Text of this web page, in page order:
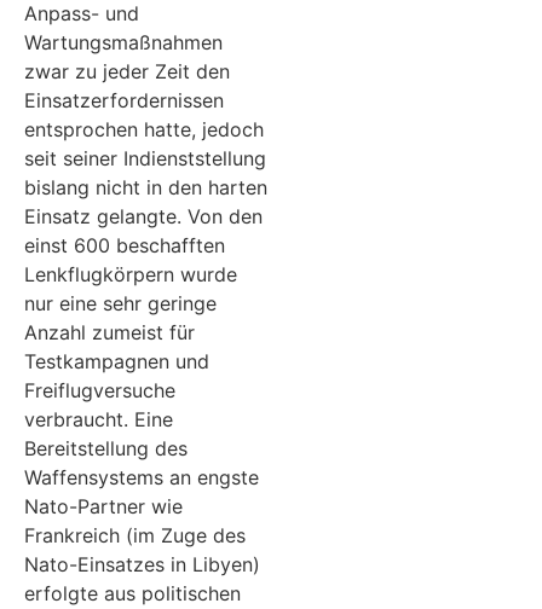
Anpass- und
Wartungsmaßnahmen
zwar zu jeder Zeit den
Einsatzerfordernissen
entsprochen hatte, jedoch
seit seiner Indienststellung
bislang nicht in den harten
Einsatz gelangte. Von den
einst 600 beschafften
Lenkflugkörpern wurde
nur eine sehr geringe
Anzahl zumeist für
Testkampagnen und
Freiflugversuche
verbraucht. Eine
Bereitstellung des
Waffensystems an engste
Nato-Partner wie
Frankreich (im Zuge des
Nato-Einsatzes in Libyen)
erfolgte aus politischen